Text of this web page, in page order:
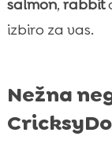
salmon, rabbit
izbiro za vas.
Nežna